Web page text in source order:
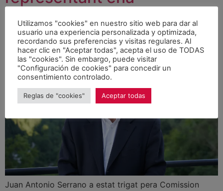
Deputacion de Lleida
Juan Antonio Serrano a estat trigat pera Comission
Utilizamos "cookies" en nuestro sitio web para dar al
usuario una experiencia personalizada y optimizada,
recordando sus preferencias y visitas regulares. Al
hacer clic en "Aceptar todas", acepta el uso de TODAS
las "cookies". Sin embargo, puede visitar
"Configuración de cookies" para concedir un
consentimiento controlado.
Reglas de "cookies" Aceptar todas